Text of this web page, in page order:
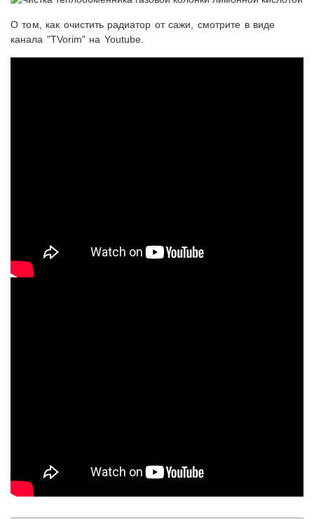
О том, как очистить радиатор от сажи, смотрите в виде
канала "TVorim" на Youtube.